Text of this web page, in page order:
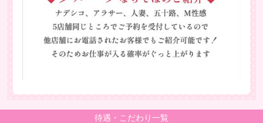
待遇・こだわり一覧